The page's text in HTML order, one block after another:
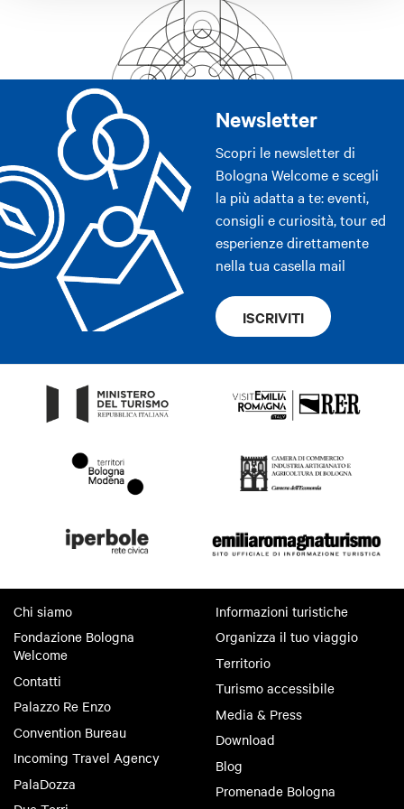
Newsletter
Scopri le newsletter di
Bologna Welcome e scegli
la più adatta a te: eventi,
consigli e curiosità, tour ed
esperienze direttamente
nella tua casella mail
ISCRIVITI
Chi siamo
Fondazione Bologna
Welcome
Contatti
Palazzo Re Enzo
Convention Bureau
Incoming Travel Agency
PalaDozza
Informazioni turistiche
Organizza il tuo viaggio
Territorio
Turismo accessibile
Media & Press
Download
Blog
Promenade Bologna